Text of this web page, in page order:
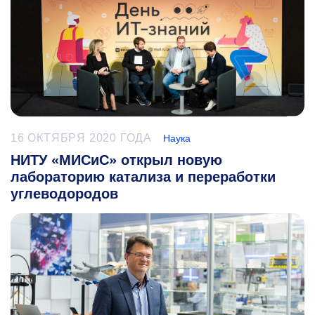
16 ОКТЯБРЯ 2020 ГОДА Наука
НИТУ «МИСиС» открыл новую
лабораторию катализа и переработки
углеводородов